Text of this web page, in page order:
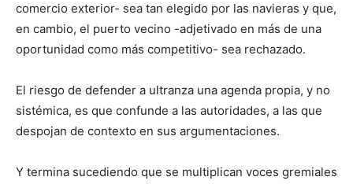
comercio exterior- sea tan elegido por las navieras y que,
en cambio, el puerto vecino -adjetivado en más de una
oportunidad como más competitivo- sea rechazado.
El riesgo de defender a ultranza una agenda propia, y no
sistémica, es que confunde a las autoridades, a las que
despojan de contexto en sus argumentaciones.
Y termina sucediendo que se multiplican voces gremiales